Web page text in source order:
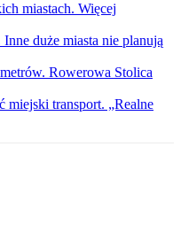
miastach. Więcej
duże miasta nie planują
Rowerowa Stolica
miejski transport. „Realne